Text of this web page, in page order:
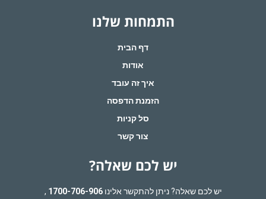
התמחות שלנו
דף הבית
אודות
איך זה עובד
הזמנת הדפסה
סל קניות
צור קשר
יש לכם שאלה?
יש לכם שאלה? ניתן להתקשר אלינו1700-706-906
,